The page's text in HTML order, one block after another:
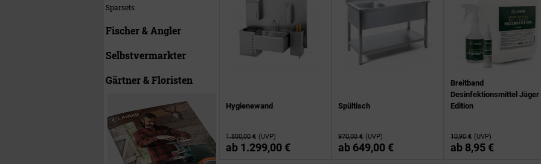
Sparsets
Fischer & Angler
Selbstvermarkter
Gärtner & Floristen
Hygienewand
1.800,00 € (UVP)
ab 1.299,00 €
Spültisch
970,00 € (UVP)
ab 649,00 €
Breitband
Desinfektionsmittel Jäger
Edition
10,90 € (UVP)
ab 8,95 €